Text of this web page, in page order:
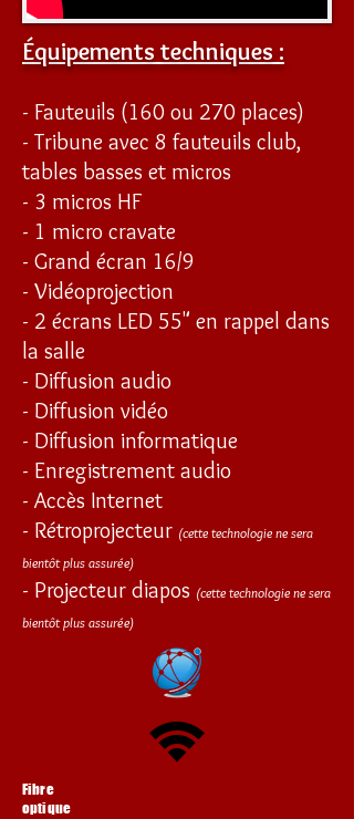
Équipements techniques :
- Fauteuils (160 ou 270 places)
- Tribune avec 8 fauteuils club,
tables basses et micros
- 3 micros HF
- 1 micro cravate
- Grand écran 16/9
- Vidéoprojection
- 2 écrans LED 55" en rappel dans
la salle
- Diffusion audio
- Diffusion vidéo
- Diffusion informatique
- Enregistrement audio
- Accès Internet
- Rétroprojecteur (cette technologie ne sera
bientôt plus assurée)
- Projecteur diapos (cette technologie ne sera
bientôt plus assurée)
Fibre
optique